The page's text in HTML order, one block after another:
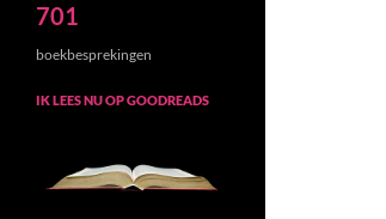
701
boekbesprekingen
IK LEES NU OP GOODREADS